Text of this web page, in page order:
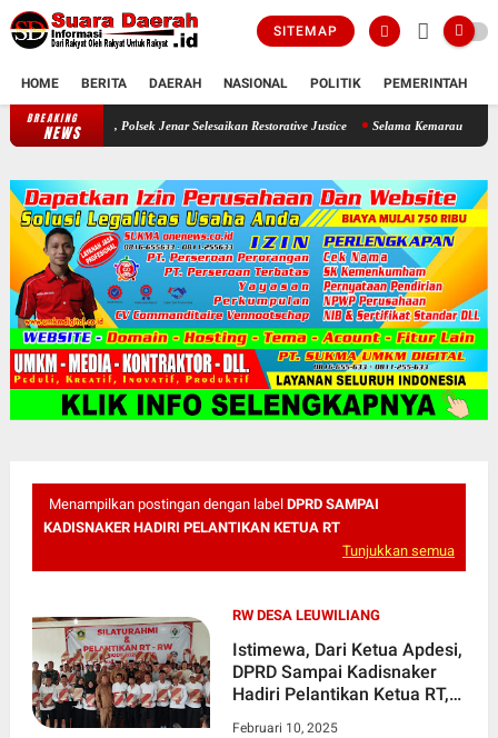
SITEMAP
HOME BERITA DAERAH NASIONAL POLITIK PEMERINTAH
BREAKING
NEWS Seorang Ayah Mencuri Jagung Demi Sang Buah Hatinya , Polsek Jenar
Menampilkan postingan dengan label DPRD SAMPAI
KADISNAKER HADIRI PELANTIKAN KETUA RT
Tunjukkan semua
RW DESA LEUWILIANG
Istimewa, Dari Ketua Apdesi,
DPRD Sampai Kadisnaker
Hadiri Pelantikan Ketua RT,
Februari 10, 2025